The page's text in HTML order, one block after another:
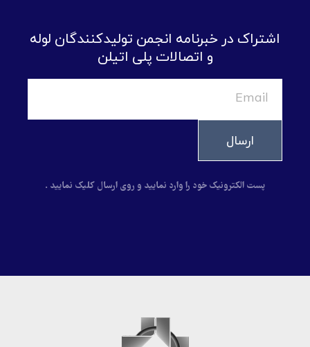
اشتراک در خبرنامه انجمن تولیدکنندگان لوله
و اتصالات پلی اتیلن
ارسال
پست الکترونیک خود را وارد نمایید و روی ارسال کلیک نمایید .